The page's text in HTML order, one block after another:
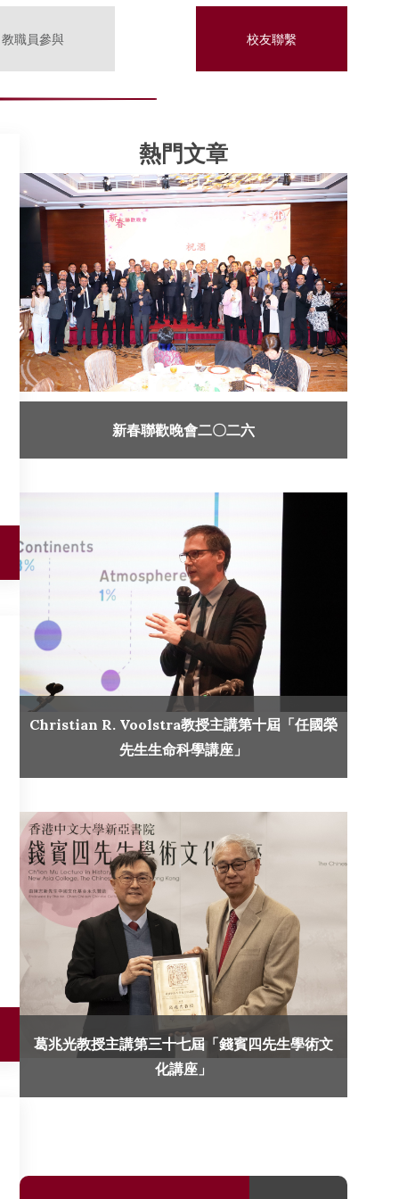
教職員參與 校友聯繫
熱門文章
新春聯歡晚會二〇二六
Christian R. Voolstra教授主講第十屆「任國榮
先生生命科學講座」
葛兆光教授主講第三十七屆「錢賓四先生學術文
化講座」